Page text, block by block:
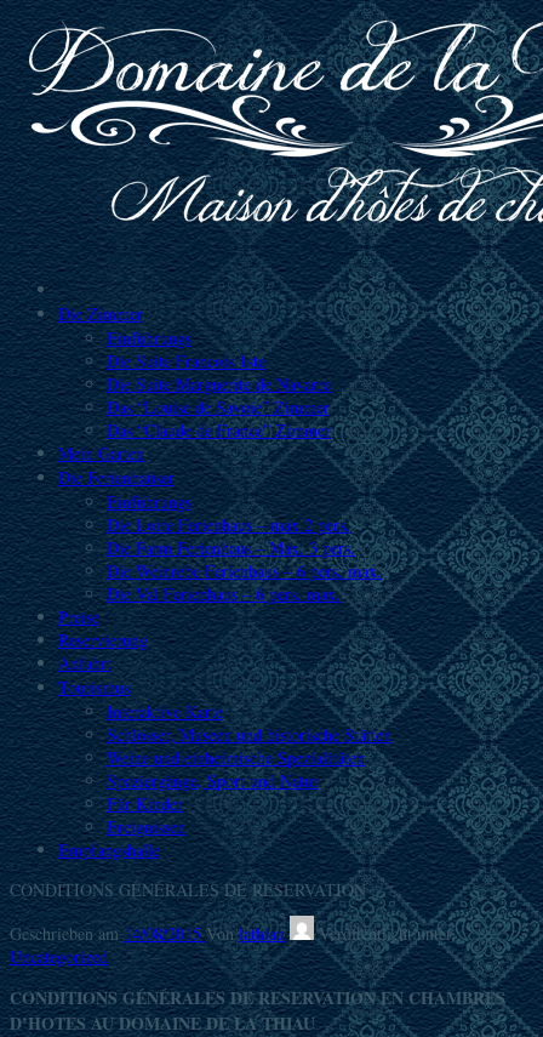
Die Zimmer
Einführungs
Die Suite Francois 1ste
Die Suite Marguerite de Navarre
Das “Louise de Savoie” Zimmer
Das “Claude de France” Zimmer
Mein Garten
Die Ferienhaüser
Einführungs
Die Loire Ferienhaus – max 2 pers.
Die Farm Ferienhaus – Max. 3 pers.
Die Weinrebe Ferienhaus – 6 pers. max.
Die Val Ferienhaus – 6 pers. max.
Preise
Reservierung
Anfahrt
Tourismus
Interaktive Karte
Schlösser, Museen und historische Stätten
Weine und einheimische Spezialitäten
Spaziergänge, Sport und Natur
Für Kinder
Ereignissen
Empfangshalle
CONDITIONS GÉNÉRALES DE RESERVATION
Geschrieben am14/08/2015 Vonlathiau
Veröffentlicht unter
Uncategorized
CONDITIONS GÉNÉRALES DE RESERVATION EN CHAMBRES
D’HOTES AU DOMAINE DE LA THIAU